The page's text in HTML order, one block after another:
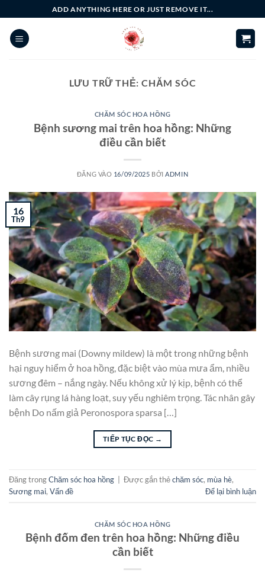
qua
nội
dung
ADD ANYTHING HERE OR JUST REMOVE IT...
LƯU TRỮ THẺ: CHĂM SÓC
CHĂM SÓC HOA HỒNG
Bệnh sương mai trên hoa hồng: Những
điều cần biết
ĐĂNG VÀO 16/09/2025 BỞI ADMIN
16
Th9
Bệnh sương mai (Downy mildew) là một trong những bệnh
hại nguy hiểm ở hoa hồng, đặc biệt vào mùa mưa ẩm, nhiều
sương đêm – nắng ngày. Nếu không xử lý kịp, bệnh có thể
làm cây rụng lá hàng loạt, suy yếu nghiêm trọng. Tác nhân gây
bệnh Do nấm giả Peronospora sparsa […]
TIẾP TỤC ĐỌC →
Đăng trongChăm sóc hoa hồng Được gắn thẻchăm sóc, mùa hè,
Sương mai, Vấn đề Để lại bình luận
CHĂM SÓC HOA HỒNG
Bệnh đốm đen trên hoa hồng: Những điều
cần biết